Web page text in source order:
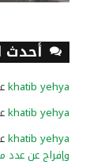
أحدث
khatib yehya
khatib yehya
khatib yehya
وإفراج عن عدد